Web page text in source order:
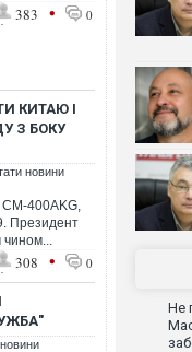
383 • 0
КИТАЮ І
З БОКУ
новини
CM-400AKG,
Президент
чином...
308 • 0
новини
Не